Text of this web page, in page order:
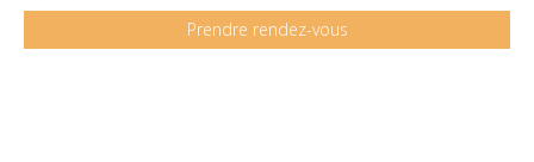
Prendre rendez-vous